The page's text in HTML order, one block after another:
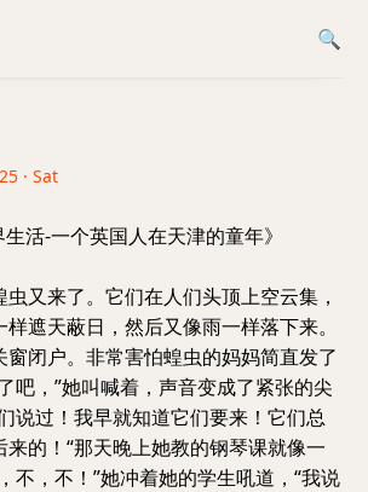
· Sat
活-一个英国人在天津的童年》
又来了。它们在人们头顶上空云集，
遮天蔽日，然后又像雨一样落下来。
窗闭户。非常害怕蝗虫的妈妈简直发了
吧，”她叫喊着，声音变成了紧张的尖
说过！我早就知道它们要来！它们总
来的！“那天晚上她教的钢琴课就像一
不，不！”她冲着她的学生吼道，“我说